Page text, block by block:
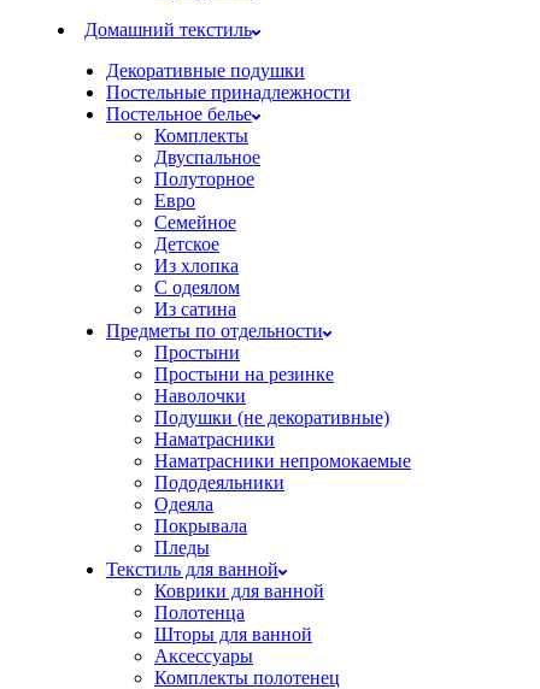
Домашний текстиль
Декоративные подушки
Постельные принадлежности
Постельное белье
Комплекты
Двуспальное
Полуторное
Евро
Семейное
Детское
Из хлопка
С одеялом
Из сатина
Предметы по отдельности
Простыни
Простыни на резинке
Наволочки
Подушки (не декоративные)
Наматрасники
Наматрасники непромокаемые
Пододеяльники
Одеяла
Покрывала
Пледы
Текстиль для ванной
Коврики для ванной
Полотенца
Шторы для ванной
Аксессуары
Комплекты полотенец